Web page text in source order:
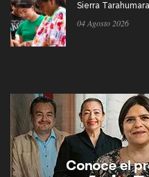
Sierra Tarahumara
04 Agosto 2026